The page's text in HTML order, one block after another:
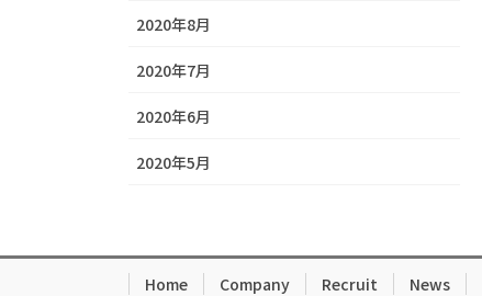
2020年8月
2020年7月
2020年6月
2020年5月
Home Company Recruit News